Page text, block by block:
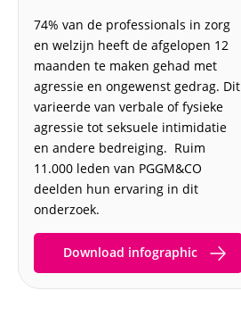
74% van de professionals in zorg
en welzijn heeft de afgelopen 12
maanden te maken gehad met
agressie en ongewenst gedrag. Dit
varieerde van verbale of fysieke
agressie tot seksuele intimidatie
en andere bedreiging. Ruim
11.000 leden van PGGM&CO
deelden hun ervaring in dit
onderzoek.
Download infographic